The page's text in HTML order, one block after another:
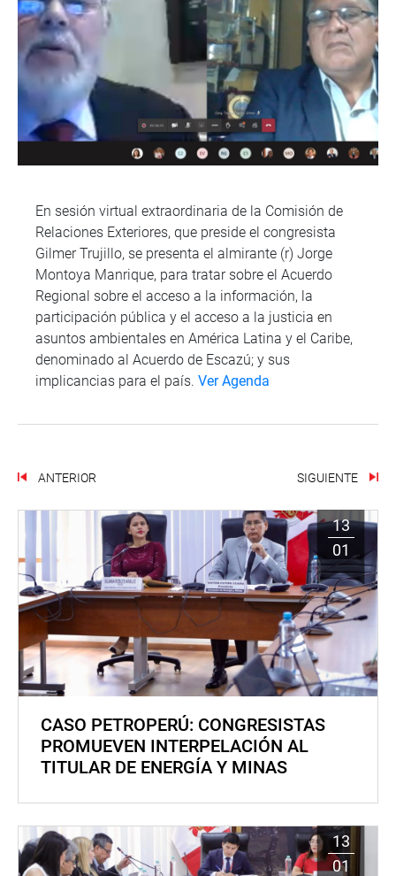
En sesión virtual extraordinaria de la Comisión de
Relaciones Exteriores, que preside el congresista
Gilmer Trujillo, se presenta el almirante (r) Jorge
Montoya Manrique, para tratar sobre el Acuerdo
Regional sobre el acceso a la información, la
participación pública y el acceso a la justicia en
asuntos ambientales en América Latina y el Caribe,
denominado al Acuerdo de Escazú; y sus
implicancias para el país. Ver Agenda
ANTERIOR SIGUIENTE
13
01
CASO PETROPERÚ: CONGRESISTAS
PROMUEVEN INTERPELACIÓN AL
TITULAR DE ENERGÍA Y MINAS
13
01